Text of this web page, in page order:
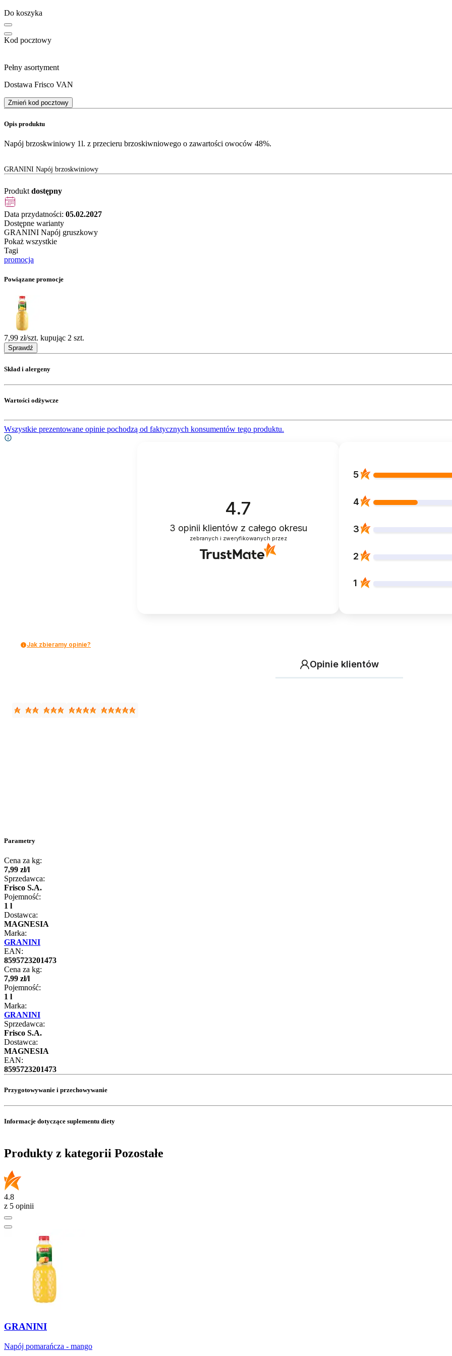
Do koszyka
Kod pocztowy
Pełny asortyment
Dostawa Frisco VAN
Zmień kod pocztowy
Opis produktu
Napój brzoskwiniowy 1l. z przecieru brzoskiwniowego o zawartości owoców 48%.
GRANINI Napój brzoskwiniowy
Produkt dostępny
Data przydatności: 05.02.2027
Dostępne warianty
GRANINI Napój gruszkowy
Pokaż wszystkie
Tagi
promocja
Powiązane promocje
7,99 zł/szt. kupując 2 szt.
Sprawdź
Skład i alergeny
Wartości odżywcze
Wszystkie prezentowane opinie pochodzą od faktycznych konsumentów tego produktu.
4.7
3 opinii klientów z całego okresu
zebranych i zweryfikowanych przez
5
4
3
2
1
Jak zbieramy opinie?
Opinie klientów
Parametry
Cena za kg:
7,99 zł/l
Sprzedawca:
Frisco S.A.
Pojemność:
1 l
Dostawca:
MAGNESIA
Marka:
GRANINI
EAN:
8595723201473
Cena za kg:
7,99 zł/l
Pojemność:
1 l
Marka:
GRANINI
Sprzedawca:
Frisco S.A.
Dostawca:
MAGNESIA
EAN:
8595723201473
Przygotowywanie i przechowywanie
Informacje dotyczące suplementu diety
Produkty z kategorii Pozostałe
4.8
z 5 opinii
GRANINI
Napój pomarańcza - mango